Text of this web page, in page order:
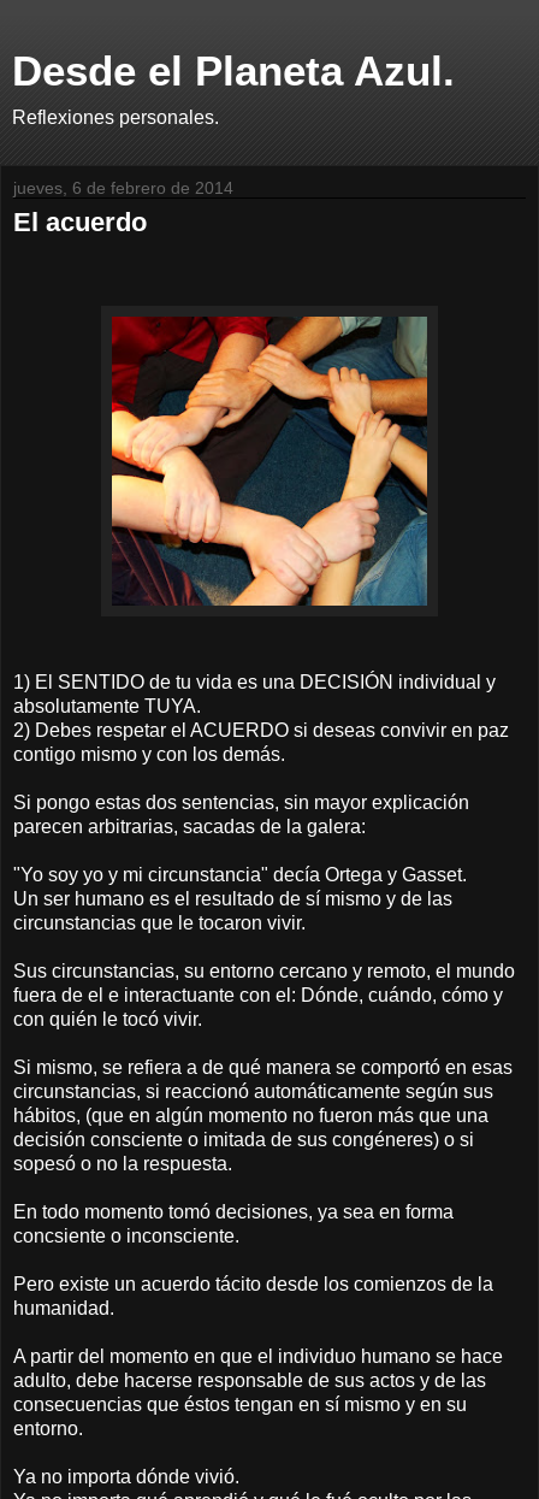
Desde el Planeta Azul.
Reflexiones personales.
jueves, 6 de febrero de 2014
El acuerdo
1) El SENTIDO de tu vida es una DECISIÓN individual y
absolutamente TUYA.
2) Debes respetar el ACUERDO si deseas convivir en paz
contigo mismo y con los demás.
Si pongo estas dos sentencias, sin mayor explicación
parecen arbitrarias, sacadas de la galera:
"Yo soy yo y mi circunstancia" decía Ortega y Gasset.
Un ser humano es el resultado de sí mismo y de las
circunstancias que le tocaron vivir.
Sus circunstancias, su entorno cercano y remoto, el mundo
fuera de el e interactuante con el: Dónde, cuándo, cómo y
con quién le tocó vivir.
Si mismo, se refiera a de qué manera se comportó en esas
circunstancias, si reaccionó automáticamente según sus
hábitos, (que en algún momento no fueron más que una
decisión consciente o imitada de sus congéneres) o si
sopesó o no la respuesta.
En todo momento tomó decisiones, ya sea en forma
concsiente o inconsciente.
Pero existe un acuerdo tácito desde los comienzos de la
humanidad.
A partir del momento en que el individuo humano se hace
adulto, debe hacerse responsable de sus actos y de las
consecuencias que éstos tengan en sí mismo y en su
entorno.
Ya no importa dónde vivió.